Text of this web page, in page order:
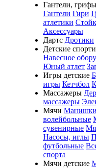
Гантели,
Гантели Гири
атлетики
Аксессуары
Дартс Дротики
Детские
Навесное
Юный атлет
Игры детские
игры Кетчбол
Массажеры
массажеры
Мячи Манишки
волейбольные
сувенирные
Насосы, иглы
футбольные
спорта
Мячи детские